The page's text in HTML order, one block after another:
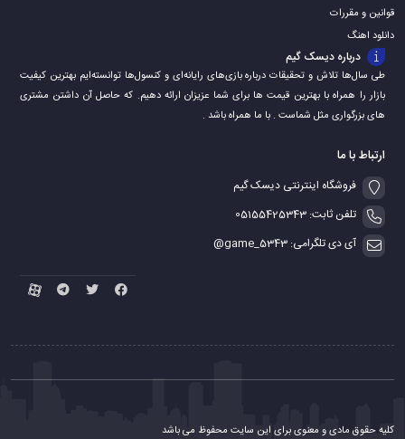
قوانین و مقررات
دانلود اهنگ
درباره دیسک گیم
طی سال‌ها تلاش و تحقیقات درباره بازی‌های رایانه‌ای و کنسول‌ها توانسته‌ایم بهترین کیفیت
بازار را همراه با بهترین قیمت ها برای شما عزیزان ارائه دهیم. که حاصل آن داشتن مشتری
های بزرگواری مثل شماست . با ما همراه باشد .
ارتباط با ما
فروشگاه اینترنتی دیسک گیم
تلفن ثابت: 05155425343
آی دی تلگرامی: game_5343@
کلیه حقوق مادی و معنوی برای این سایت محفوظ می باشد